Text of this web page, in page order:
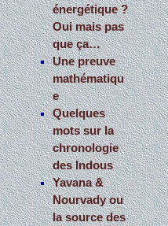
énergétique ?
Oui mais pas
que ça…
Une preuve
mathématiqu
e
Quelques
mots sur la
chronologie
des Indous
Yavana &
Nourvady ou
la source des